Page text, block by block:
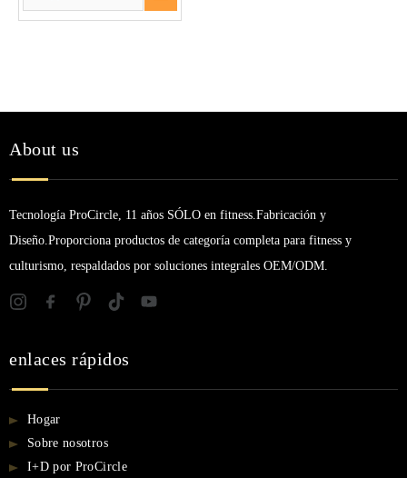
About us
Tecnología ProCircle, 11 años SÓLO en fitness.Fabricación y
Diseño.Proporciona productos de categoría completa para fitness y
culturismo, respaldados por soluciones integrales OEM/ODM.
enlaces rápidos
Hogar
Sobre nosotros
I+D por ProCircle